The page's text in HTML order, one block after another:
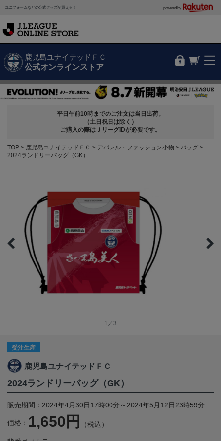
ユニフォームなどの公式グッズが買える！ powered by
鹿児島ユナイテッドＦＣ
公式オンラインストア
平日午前10時までのご注文は当日出荷。
（土日祝日は除く）
ご購入の際はＪリーグIDが必要です。
TOP 鹿児島ユナイテッドＦＣ アパレル・ファッション小物
バッグ
2024ランドリーバッグ（GK）
1／3
受注生産
鹿児島ユナイテッドＦＣ
2024ランドリーバッグ（GK）
販売期間：2024年4月30日17時00分～2024年5月12日23時59分
価格： 1,650円 （税込）